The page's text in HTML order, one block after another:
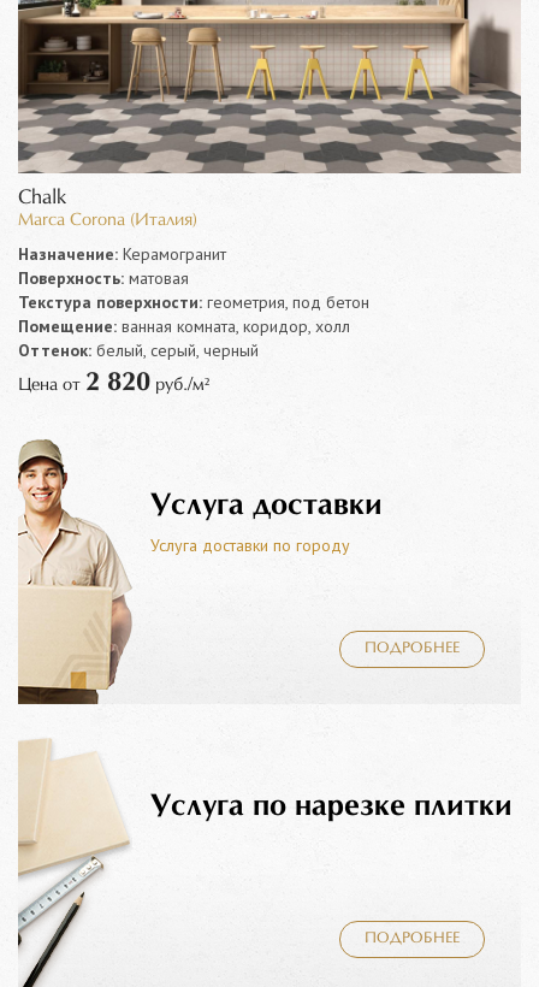
Chalk
Marca Corona (Италия)
Назначение: Керамогранит
Поверхность: матовая
Текстура поверхности: геометрия, под бетон
Помещение: ванная комната, коридор, холл
Оттенок: белый, серый, черный
Цена от 2 820 руб./м²
Услуга доставки
Услуга доставки по городу
ПОДРОБНЕЕ
Услуга по нарезке плитки
ПОДРОБНЕЕ